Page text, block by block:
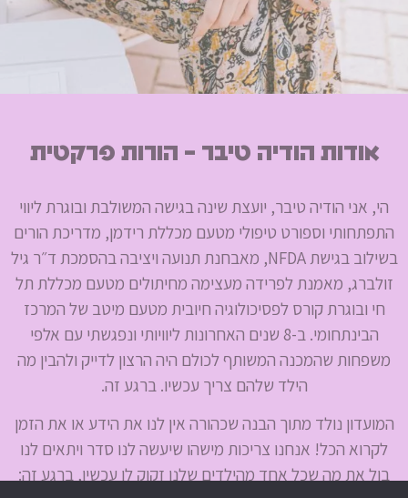
אודות הודיה טיבר - הורות פרקטית
הי, אני הודיה טיבר, יועצת שינה בגישה המשולבת ובוגרת ליווי
התפתחותי וספורט טיפולי מטעם מכללת רידמן, מדריכת הורים
בשילוב בגישת NFDA, מאבחנת תנועה ויציבה בהסמכת ד״ר גיל
זולברג, מאמנת לפרידה מעצימה מחיתולים מטעם מכללת תל
חי ובוגרת קורס לפסיכולוגיה חיובית מטעם מיטב של המרכז
הבינתחומי. ב-8 שנים האחרונות ליוויותי ונפגשתי עם אלפי
משפחות שהמכנה המשותף לכולם היה הרצון לדייק ולהבין מה
הילד שלהם צריך עכשיו. ברגע זה.
המועדון נולד מתוך הבנה שכהורה אין לנו את הידע או את הזמן
לקרוא הכל! אנחנו צריכות מישהו שיעשה לנו סדר ויתאים לנו
בול את מה שכל אחד מהילדים שלנו זקוק לו עכשיו, ברגע זה: